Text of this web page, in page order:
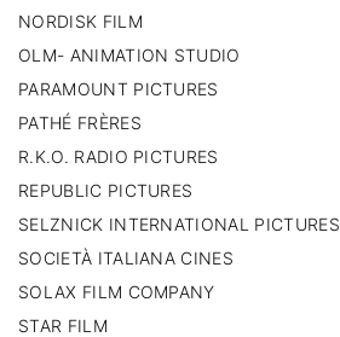
NORDISK FILM
OLM- ANIMATION STUDIO
PARAMOUNT PICTURES
PATHÉ FRÈRES
R.K.O. RADIO PICTURES
REPUBLIC PICTURES
SELZNICK INTERNATIONAL PICTURES
SOCIETÀ ITALIANA CINES
SOLAX FILM COMPANY
STAR FILM